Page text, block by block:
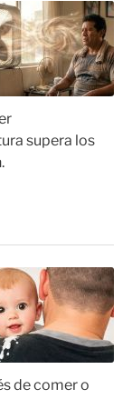
supera los
de comer o